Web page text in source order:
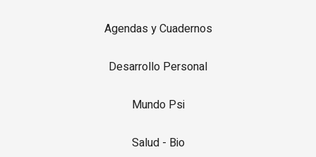
Agendas y Cuadernos
Desarrollo Personal
Mundo Psi
Salud - Bio